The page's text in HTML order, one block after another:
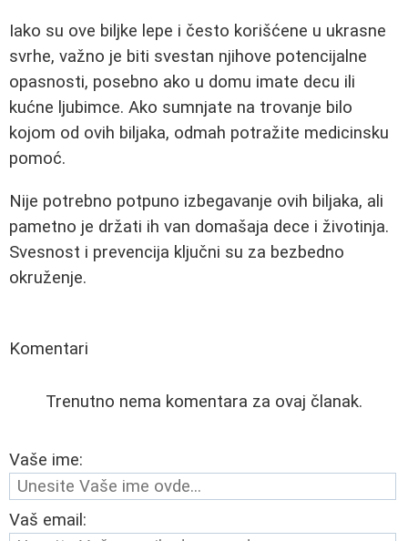
Iako su ove biljke lepe i često korišćene u ukrasne
svrhe, važno je biti svestan njihove potencijalne
opasnosti, posebno ako u domu imate decu ili
kućne ljubimce. Ako sumnjate na trovanje bilo
kojom od ovih biljaka, odmah potražite medicinsku
pomoć.
Nije potrebno potpuno izbegavanje ovih biljaka, ali
pametno je držati ih van domašaja dece i životinja.
Svesnost i prevencija ključni su za bezbedno
okruženje.
Komentari
Trenutno nema komentara za ovaj članak.
Vaše ime:
Vaš email: